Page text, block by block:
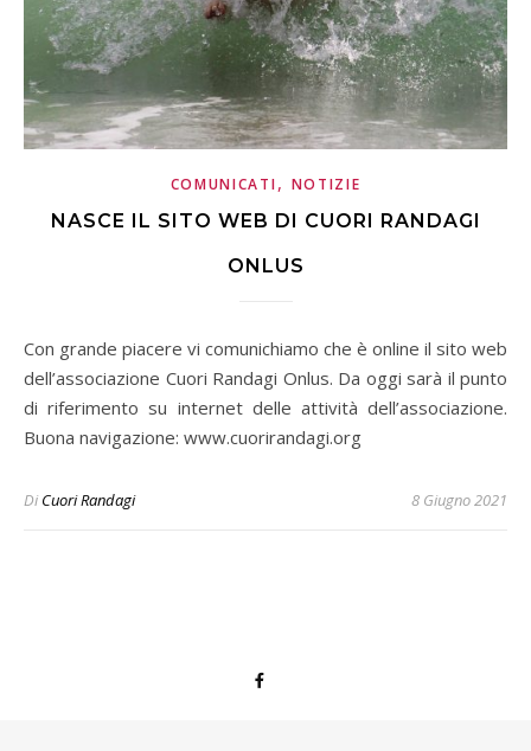
COMUNICATI, NOTIZIE
NASCE IL SITO WEB DI CUORI RANDAGI
ONLUS
Con grande piacere vi comunichiamo che è online il sito web
dell’associazione Cuori Randagi Onlus. Da oggi sarà il punto
di riferimento su internet delle attività dell’associazione.
Buona navigazione: www.cuorirandagi.org
Di Cuori Randagi 8 Giugno 2021